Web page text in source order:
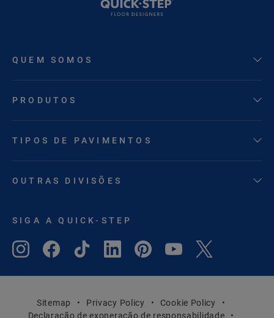
QUEM SOMOS
PRODUTOS
TIPOS DE PAVIMENTOS
OUTRAS DIVISÕES
SIGA A QUICK-STEP
Sitemap Privacy Policy
Cookie Policy
Declaração de exoneração de responsabilidade